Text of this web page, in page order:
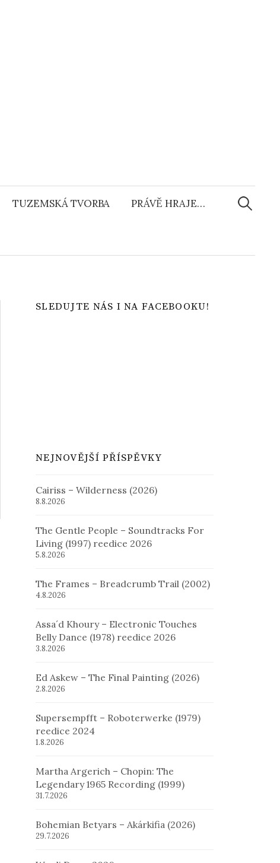
TUZEMSKÁ TVORBA PRÁVĚ HRAJE…
SLEDUJTE NÁS I NA FACEBOOKU!
NEJNOVĚJŠÍ PŘÍSPĚVKY
Cairiss – Wilderness (2026)
8.8.2026
The Gentle People – Soundtracks For
Living (1997) reedice 2026
5.8.2026
The Frames – Breadcrumb Trail (2002)
4.8.2026
Assa´d Khoury – Electronic Touches
Belly Dance (1978) reedice 2026
3.8.2026
Ed Askew – The Final Painting (2026)
2.8.2026
Supersempfft – Roboterwerke (1979)
reedice 2024
1.8.2026
Martha Argerich – Chopin: The
Legendary 1965 Recording (1999)
31.7.2026
Bohemian Betyars – Akárkifia (2026)
29.7.2026